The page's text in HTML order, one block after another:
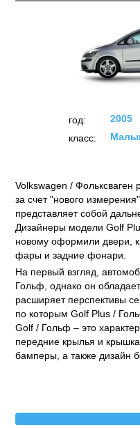
год:
2005
класс:
Volkswagen / Фольксваген
за счет "нового
представляет собой
Дизайнеры модели Golf
новому оформили двери,
фары и задние фонари.
На первый взгляд,
Гольф, однако он
расширяет перспективы
по которым Golf Plus /
Golf / Гольф – это
передние крылья и крышка
бамперы, а также дизайн